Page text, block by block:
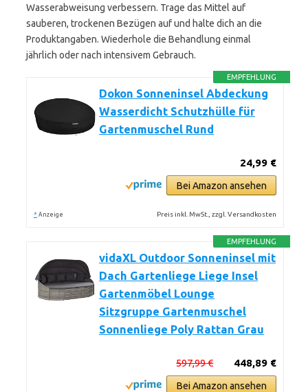
Wasserabweisung verbessern. Trage das Mittel auf
sauberen, trockenen Bezügen auf und halte dich an die
Produktangaben. Wiederhole die Behandlung einmal
jährlich oder nach intensivem Gebrauch.
EMPFEHLUNG
Dokon Sonneninsel Abdeckung
Wasserdicht Schutzhülle für
Gartenmuschel Rund
24,99 €
Bei Amazon ansehen
* Anzeige Preis inkl. MwSt., zzgl. Versandkosten
EMPFEHLUNG
vidaXL Outdoor Sonneninsel mit
Dach Gartenliege Liege Insel
Gartenmöbel Lounge
Sitzgruppe Gartenmuschel
Sonnenliege Poly Rattan Grau
448,89 €
597,99 €
Bei Amazon ansehen